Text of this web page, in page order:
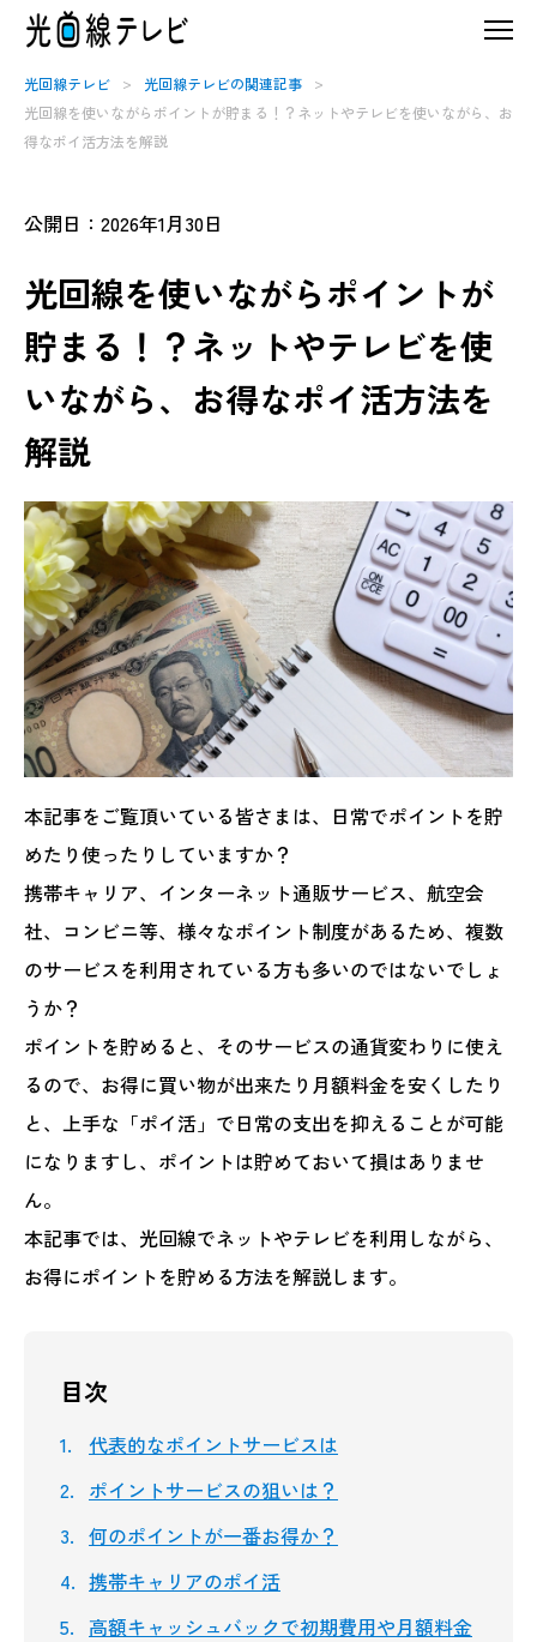
光回線テレビ
光回線テレビの関連記事
光回線を使いながらポイントが貯まる！？ネットやテレビを使いながら、お
得なポイ活方法を解説
公開日：2026年1月30日
光回線を使いながらポイントが
貯まる！？ネットやテレビを使
いながら、お得なポイ活方法を
解説
本記事をご覧頂いている皆さまは、日常でポイントを貯
めたり使ったりしていますか？
携帯キャリア、インターネット通販サービス、航空会
社、コンビニ等、様々なポイント制度があるため、複数
のサービスを利用されている方も多いのではないでしょ
うか？
ポイントを貯めると、そのサービスの通貨変わりに使え
るので、お得に買い物が出来たり月額料金を安くしたり
と、上手な「ポイ活」で日常の支出を抑えることが可能
になりますし、ポイントは貯めておいて損はありませ
ん。
本記事では、光回線でネットやテレビを利用しながら、
お得にポイントを貯める方法を解説します。
目次
代表的なポイントサービスは
ポイントサービスの狙いは？
何のポイントが一番お得か？
携帯キャリアのポイ活
高額キャッシュバックで初期費用や月額料金